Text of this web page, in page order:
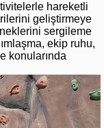
hareketli
geliştirmeye
sergileme
ekip ruhu,
konularında